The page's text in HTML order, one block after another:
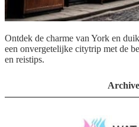
Ontdek de charme van York en
een onvergetelijke citytrip met de
en reistips.